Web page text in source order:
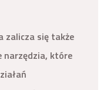
zalicza się także
narzędzia, które